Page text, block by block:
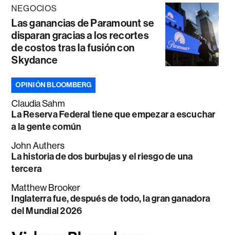
NEGOCIOS
Las ganancias de Paramount se
disparan gracias a los recortes
de costos tras la fusión con
Skydance
OPINIÓN BLOOMBERG
Claudia Sahm
La Reserva Federal tiene que empezar a escuchar
a la gente común
John Authers
La historia de dos burbujas y el riesgo de una
tercera
Matthew Brooker
Inglaterra fue, después de todo, la gran ganadora
del Mundial 2026